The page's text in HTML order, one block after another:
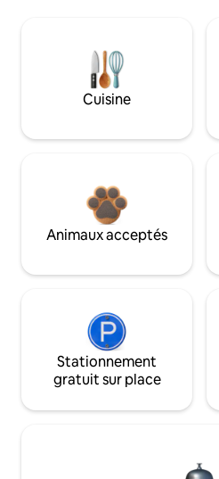
Cuisine
Animaux acceptés
Stationnement
gratuit sur place